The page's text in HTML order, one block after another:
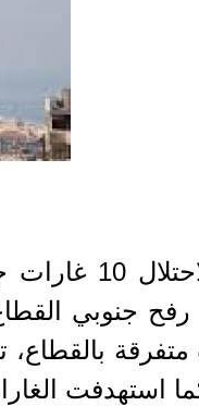
شنّ جيش
كما استهدفت